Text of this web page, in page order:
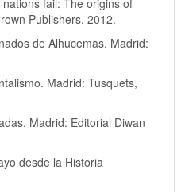
Publishers, 2012.
de Alhucemas. Madrid:
Madrid: Tusquets,
Madrid: Editorial Diwan
desde la Historia